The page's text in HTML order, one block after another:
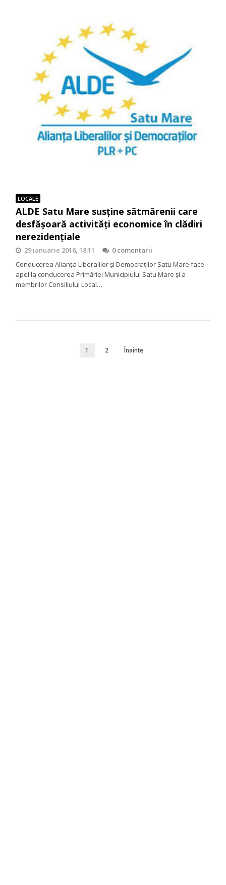
LOCALE
ALDE Satu Mare susține sătmărenii care
desfășoară activități economice în clădiri
nerezidențiale
29 ianuarie 2016, 18:11
0 comentarii
Conducerea Alianța Liberalilor și Democraților Satu Mare face
apel la conducerea Primăriei Municipiului Satu Mare și a
membrilor Consiliului Local…
1 2 Înainte